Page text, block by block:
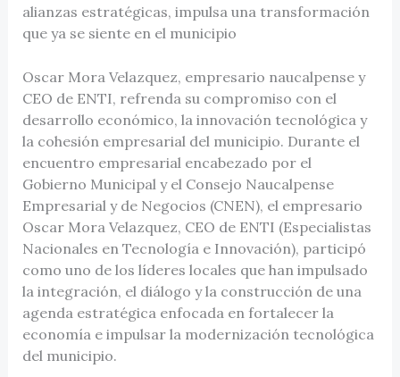
alianzas estratégicas, impulsa una transformación
que ya se siente en el municipio
Oscar Mora Velazquez, empresario naucalpense y
CEO de ENTI, refrenda su compromiso con el
desarrollo económico, la innovación tecnológica y
la cohesión empresarial del municipio. Durante el
encuentro empresarial encabezado por el
Gobierno Municipal y el Consejo Naucalpense
Empresarial y de Negocios (CNEN), el empresario
Oscar Mora Velazquez, CEO de ENTI (Especialistas
Nacionales en Tecnología e Innovación), participó
como uno de los líderes locales que han impulsado
la integración, el diálogo y la construcción de una
agenda estratégica enfocada en fortalecer la
economía e impulsar la modernización tecnológica
del municipio.